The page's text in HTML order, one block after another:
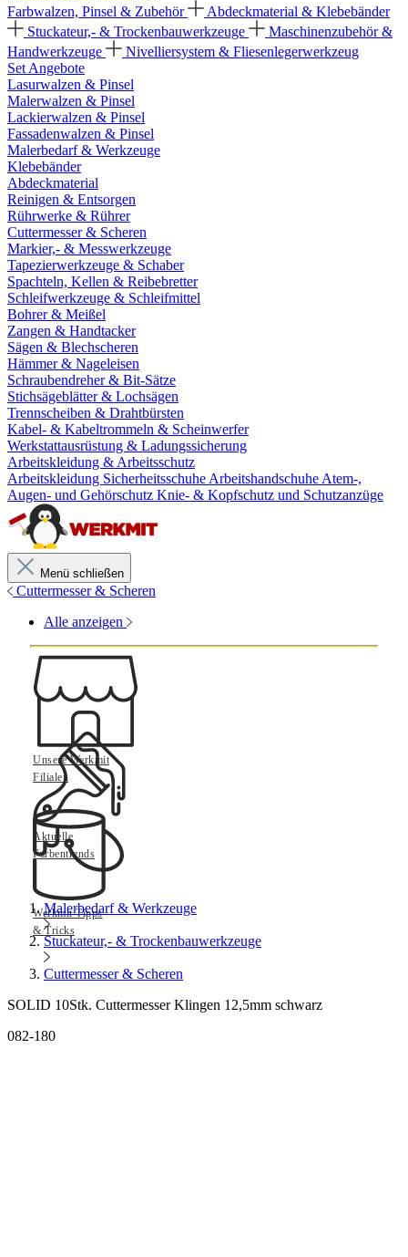
Farbwalzen, Pinsel & Zubehör
Abdeckmaterial & Klebebänder
Stuckateur,- & Trockenbauwerkzeuge
Maschinenzubehör &
Handwerkzeuge
Nivelliersystem & Fliesenlegerwerkzeug
Set Angebote
Lasurwalzen & Pinsel
Malerwalzen & Pinsel
Lackierwalzen & Pinsel
Fassadenwalzen & Pinsel
Malerbedarf & Werkzeuge
Klebebänder
Abdeckmaterial
Reinigen & Entsorgen
Rührwerke & Rührer
Cuttermesser & Scheren
Markier,- & Messwerkzeuge
Tapezierwerkzeuge & Schaber
Spachteln, Kellen & Reibebretter
Schleifwerkzeuge & Schleifmittel
Bohrer & Meißel
Zangen & Handtacker
Sägen & Blechscheren
Hämmer & Nageleisen
Schraubendreher & Bit-Sätze
Stichsägeblätter & Lochsägen
Trennscheiben & Drahtbürsten
Kabel- & Kabeltrommeln & Scheinwerfer
Werkstattausrüstung & Ladungssicherung
Arbeitskleidung & Arbeitsschutz
Arbeitskleidung Sicherheitsschuhe Arbeitshandschuhe Atem-,
Augen- und Gehörschutz Knie- & Kopfschutz und Schutzanzüge
Menü schließen
Cuttermesser & Scheren
Alle anzeigen
Unsere Werkmit
Filialen
Aktuelle
Farbentrends
Werkmit Tipps
& Tricks
Malerbedarf & Werkzeuge
Stuckateur,- & Trockenbauwerkzeuge
Cuttermesser & Scheren
SOLID 10Stk. Cuttermesser Klingen 12,5mm schwarz
082-180